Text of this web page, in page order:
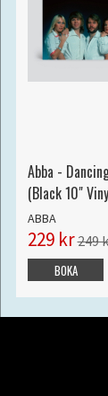
Abba -
(Black 10"
ABBA
229 kr249
BOKA